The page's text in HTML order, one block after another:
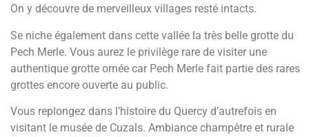
On y découvre de merveilleux villages resté intacts.
Se niche également dans cette vallée la très belle grotte du
Pech Merle. Vous aurez le privilège rare de visiter une
authentique grotte ornée car Pech Merle fait partie des rares
grottes encore ouverte au public.
Vous replongez dans l’histoire du Quercy d’autrefois en
visitant le musée de Cuzals. Ambiance champêtre et rurale